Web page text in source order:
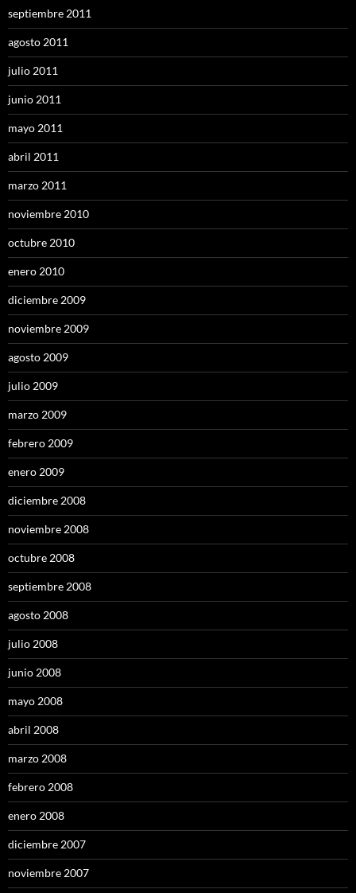
septiembre 2011
agosto 2011
julio 2011
junio 2011
mayo 2011
abril 2011
marzo 2011
noviembre 2010
octubre 2010
enero 2010
diciembre 2009
noviembre 2009
agosto 2009
julio 2009
marzo 2009
febrero 2009
enero 2009
diciembre 2008
noviembre 2008
octubre 2008
septiembre 2008
agosto 2008
julio 2008
junio 2008
mayo 2008
abril 2008
marzo 2008
febrero 2008
enero 2008
diciembre 2007
noviembre 2007